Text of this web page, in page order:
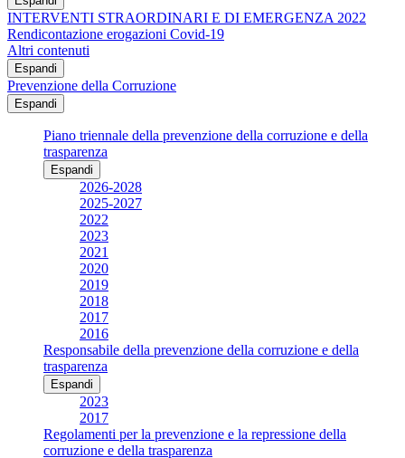
INTERVENTI STRAORDINARI E DI EMERGENZA 2022
Rendicontazione erogazioni Covid-19
Altri contenuti
Espandi
Prevenzione della Corruzione
Espandi
Piano triennale della prevenzione della corruzione e della
trasparenza
Espandi
2026-2028
2025-2027
2022
2023
2021
2020
2019
2018
2017
2016
Responsabile della prevenzione della corruzione e della
trasparenza
Espandi
2023
2017
Regolamenti per la prevenzione e la repressione della
corruzione e della trasparenza